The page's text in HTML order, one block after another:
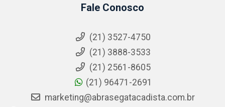
Fale Conosco
(21) 3527-4750
(21) 3888-3533
(21) 2561-8605
(21) 96471-2691
marketing@abrasegatacadista.com.br